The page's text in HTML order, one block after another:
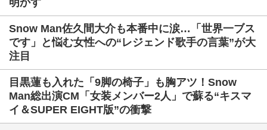
明かす
Snow Man佐久間大介も本番中に涙…「世界一ブス
です」と悩む女性への“レジェンド歌手の言葉”が大
注目
目黒蓮も入れた「9脚の椅子」も胸アツ！Snow
Man総出演CM「女装メンバー2人」で蘇る“キスマ
イ＆SUPER EIGHT版”の衝撃